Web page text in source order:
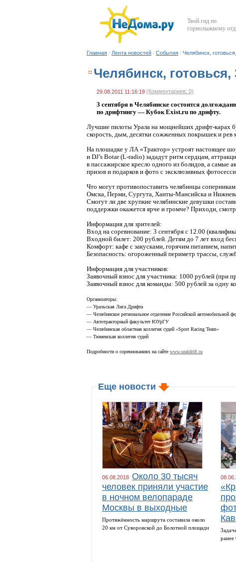
Твой гид по
горнолыжному
Главная / Лента новостей / События / Челябинск,
Челябинск,
29.08.2011 11:16:19 (Комментариев: 0)
3 сентября в Челябинске состоится
по дрифтингу — Кубок Exist.ru по дрифту.
Лучшие пилоты Урала на мощнейших дрифт-карах
скорость, дым, десятки сожженных покрышек и рев
На плошадке у ЛА «Трактор» устроят настоящее
и DJ’s Botar (L-radio) зададут ритм сердцам,
в пассажирское кресло одного из болидов, а самые
призов и подарков и фото с эксклюзивных
Что могут противопоставить челябинцы
Омска, Перми, Сургута, Ханты-Мансийска и
Смогут ли две хрупкие челябинские девушки
поддержки окажется ярче и громче? Приходи,
Информация для зрителей:
Вход на соревнование: 3 сентября с 12.00
Входной билет: 200 рублей. Детям до 7 лет вход
Комфорт: кафе с закусками, горячим питанием,
Безопасность: огороженный периметр трассы,
Информация для участников:
Заявочный взнос для участника: 1000 рублей (при
Заявочный взнос для команды: 500 рублей за одну
Организаторы:
— Уральская Лига Дрифта
— Челябинское региональное отделение Российской автомобильной
— Автотракторный факультет ЮУрГУ
— Челябинская областная коллегия судей «Sport Racing Team»
— Тюменская коллегия судей
Подробности о соревнованиях на сайте www.uraldrift.ru
Еще новости
06.08.2018 Около 30 тысяч
человек приняли участие
в ночном велопараде
Москвы в выходные
Протяжённость маршрута составила около
20 км от Суворовской до Болотной площади
ранее